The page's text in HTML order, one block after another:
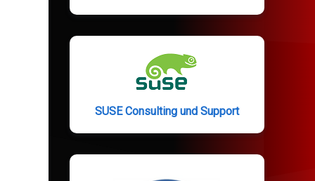
SUSE Consulting und Support